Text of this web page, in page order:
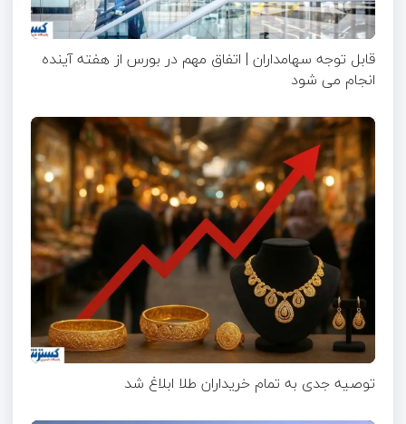
قابل توجه سهامداران | اتفاق مهم در بورس از هفته آینده
انجام می شود
توصیه جدی به تمام خریداران طلا ابلاغ شد